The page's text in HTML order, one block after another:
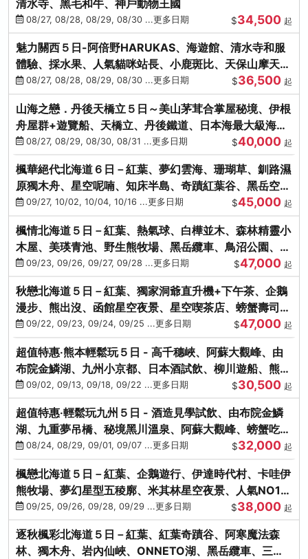
清水寺、黑毛和牛、神戶動物王國
08/27, 08/28, 08/29, 08/30 ...更多日期 $34,500 起
魅力關西５日-阿倍野HARUKAS、海遊館、清水寺和服
體驗、採水果、人氣貓咪站長、小鹿斑比、天保山摩天
輪、水上巴士
08/27, 08/28, 08/29, 08/30 ...更多日期 $36,500 起
山海之戀．丹後天橋立５日～美山茅茸合掌屋秘境、伊根
舟屋群+遊覽船、天橋立、丹後鐵道、日本海最大級海鮮
市場08/27, 08/29, 08/30, 08/31 ...更多日期 $40,000 起
楓華絕代北海道６日－紅葉、夢幻雲海、珊瑚草、釧路濕
原獨木舟、星空呢喃、知床半島、奇蹟紅葉谷、黑岳空中
纜車、旭山動物園
09/27, 10/02, 10/04, 10/16 ...更多日期 $45,000 起
楓情北海道５日－紅葉、熱氣球、白樺並木、森林精靈小
木屋、美瑛青池、野生熊牧場、黑岳纜車、鳥沼公園、紅
葉奇蹟谷、螃蟹吃到飽
09/23, 09/26, 09/27, 09/28 ...更多日期 $47,000 起
秋戀北海道５日－紅葉、獨家洞爺直升機+下午茶、企鵝
漫步、熊出沒、函館星空夜景、星空喫茶店、螃蟹壽司、
海膽、三大螃蟹放題
09/22, 09/23, 09/24, 09/25 ...更多日期 $47,000 起
超值特惠‧熊本輕鬆玩５日 - 高千穗峽、阿蘇大觀峰、由
布院金鱗湖、九州小京都、日本酒試飲、柳川遊船、熊本
城、熊本AEON
09/02, 09/13, 09/18, 09/22 ...更多日期 $30,500 起
超值特惠‧輕鬆玩九州５日 - 酒造見學試飲、由布院金鱗
湖、九重夢吊橋、秘境黑川溫泉、阿蘇大觀峰、螃蟹吃到
飽08/24, 08/29, 09/01, 09/07 ...更多日期 $32,000 起
楓戀北海道５日－紅葉、企鵝遊行、伊達時代村、卡哇伊
熊牧場、夢幻星型五稜廓、米其林星空夜景、人氣NO1小
丑漢堡、洞爺花火
09/25, 09/26, 09/28, 09/29 ...更多日期 $38,000 起
逐秋楓彩北海道５日－紅葉、紅葉奇蹟谷、阿寒魔法森
林、獨木舟、岩內仙峽、ONNETO湖、黑岳纜車、三國